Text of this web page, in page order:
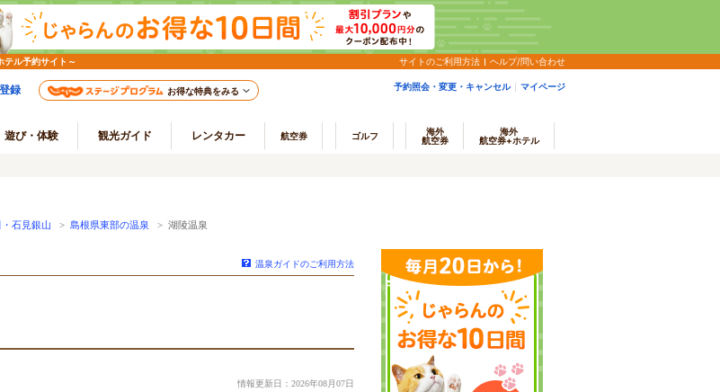
ル予約サイト～ サイトのご利用方法 ヘルプ/問い合わせ
録 お得な特典をみる 予約照会・変更・キャンセル マイページ
遊び・体験 観光ガイド レンタカー 航空券 ゴルフ
海外
航空券
海外
航空券+ホテル
石見銀山 > 島根県東部の温泉 > 湖陵温泉
温泉ガイドのご利用方法
情報更新日：2026年08月07日